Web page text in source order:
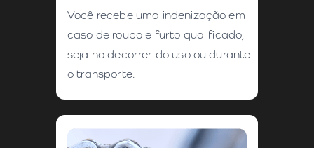
Você recebe uma indenização em
caso de roubo e furto qualificado,
seja no decorrer do uso ou durante
o transporte.